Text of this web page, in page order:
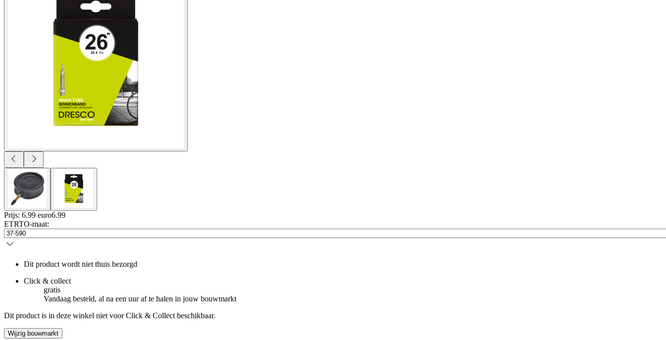
Prijs: 6.99 euro6.99
ETRTO-maat:
Dit product wordt niet thuis bezorgd
Click & collect
gratis
Vandaag besteld, al na een uur af te halen in jouw bouwmarkt
Dit product is in deze winkel niet voor Click & Collect beschikbaar.
Wijzig bouwmarkt